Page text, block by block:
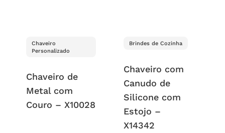
Chaveiro
Personalizado
Chaveiro de
Metal com
Couro – X10028
Brindes de Cozinha
Chaveiro com
Canudo de
Silicone com
Estojo –
X14342